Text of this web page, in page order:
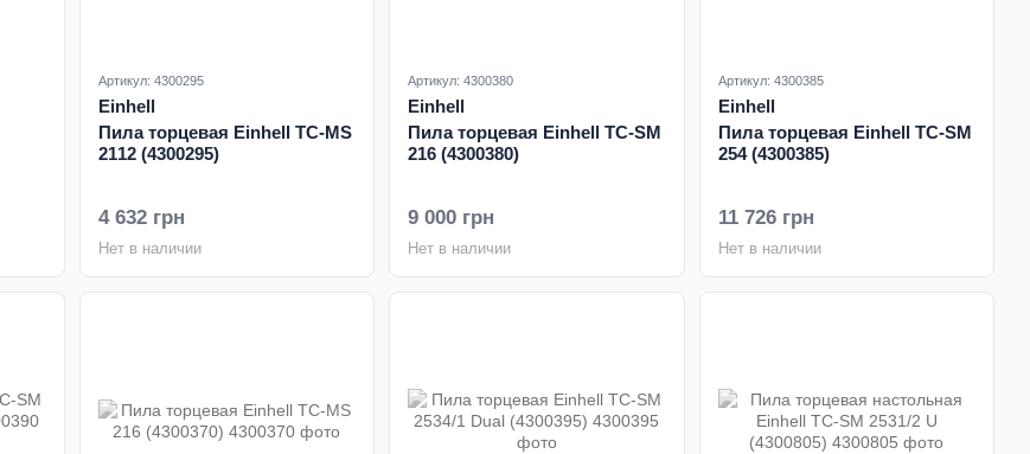
Артикул: 4300295
Einhell
Пила торцевая Einhell TC-MS
2112 (4300295)
4 632 грн
Нет в наличии
Артикул: 4300380
Einhell
Пила торцевая Einhell TC-SM
216 (4300380)
9 000 грн
Нет в наличии
Артикул: 4300385
Einhell
Пила торцевая Einhell TC-SM
254 (4300385)
11 726 грн
Нет в наличии